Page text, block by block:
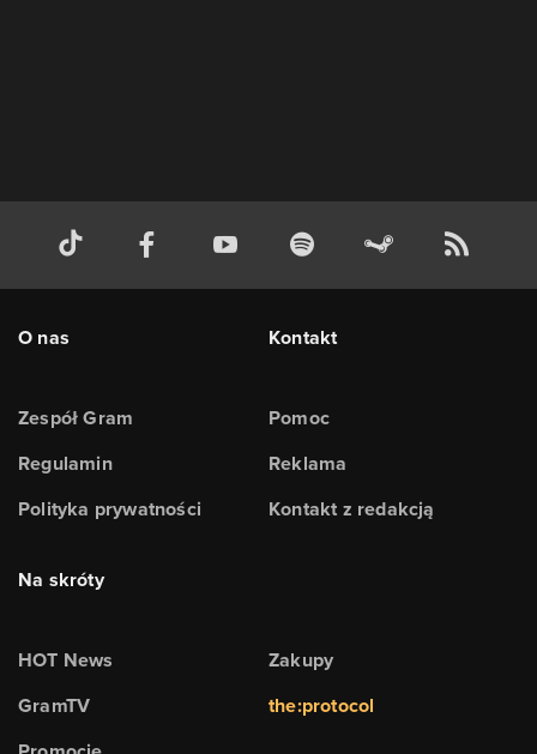
O nas
Zespół Gram
Regulamin
Polityka prywatności
Kontakt
Pomoc
Reklama
Kontakt z redakcją
Na skróty
HOT News
GramTV
Zakupy
the:protocol